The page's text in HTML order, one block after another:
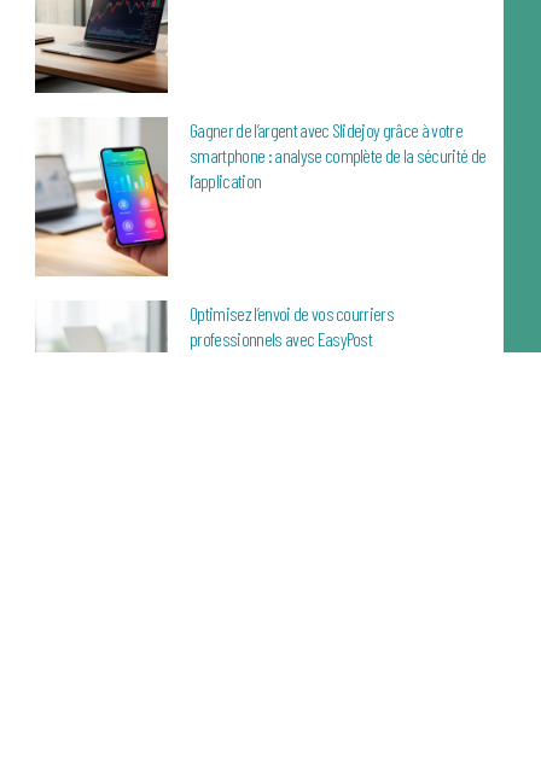
Gagner de l’argent avec Slidejoy grâce à votre
smartphone : analyse complète de la sécurité de
l’application
Optimisez l’envoi de vos courriers
professionnels avec EasyPost